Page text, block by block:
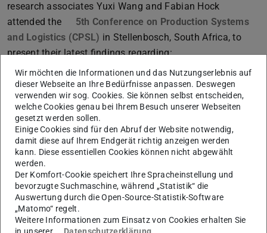
research associates Yuxi Wang and Fabian Hock
attended the
5th Conference on Production Systems
and Logistics (CPSL) in Stellenbosch, South Africa, to
present their latest findings regarding:
Building a Knowledge Graph from Deviation
Documentation for Problem-Solving on the Shop Floor
An Approach for Analysis of Human Interaction with
Worker Assistance Systems based on Eye Tracking and
Motion Capturing
In addition to inspiring keynotes, the focus of the
conference was on networking and exchanging ideas with
other scientists in the field of production research. We are
looking forward to seeing more PTW scientific
publications presented at international conferences in the
Wir möchten die Informationen und das Nutzungserlebnis auf
dieser Webseite an Ihre Bedürfnisse anpassen. Deswegen
verwenden wir sog. Cookies. Sie können selbst entscheiden,
welche Cookies genau bei Ihrem Besuch unserer Webseiten
gesetzt werden sollen.
Einige Cookies sind für den Abruf der Website notwendig,
damit diese auf Ihrem Endgerät richtig anzeigen werden
kann. Diese essentiellen Cookies können nicht abgewählt
werden.
Der Komfort-Cookie speichert Ihre Spracheinstellung und
bevorzugte Suchmaschine, während „Statistik“ die
Auswertung durch die Open-Source-Statistik-Software
„Matomo“ regelt.
Weitere Informationen zum Einsatz von Cookies erhalten Sie